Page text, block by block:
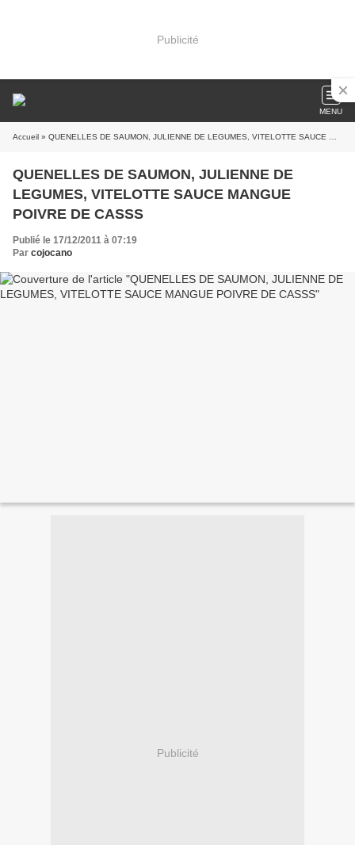
Publicité
MENU
Accueil » QUENELLES DE SAUMON, JULIENNE DE LEGUMES, VITELOTTE SAUCE MANGUE POIVRE DE CASSS
QUENELLES DE SAUMON, JULIENNE DE
LEGUMES, VITELOTTE SAUCE MANGUE
POIVRE DE CASSS
Publié le 17/12/2011 à 07:19
Par cojocano
Publicité